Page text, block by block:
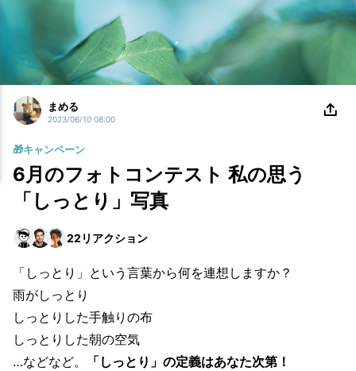
まめる
2023/06/10 08:00
🎁キャンペーン
6月のフォトコンテスト 私の思う
「しっとり」写真
22 リアクション
「しっとり」という言葉から何を連想しますか？
雨がしっとり
しっとりした手触りの布
しっとりした朝の空気
…などなど。
「しっとり」の定義はあなた次第！